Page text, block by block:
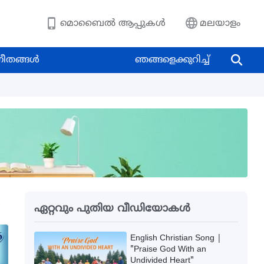
മൊബൈല്‍ ആപ്പുകള്‍ മലയാളം
ഞങ്ങളെക്കുറിച്ച്
ദൈവത്തിന്‍റെ പ്രകൃതവും
ഏറ്റവും പുതിയ വീഡിയോകള്‍
English Christian Song |
"Praise God With an
Undivided Heart"